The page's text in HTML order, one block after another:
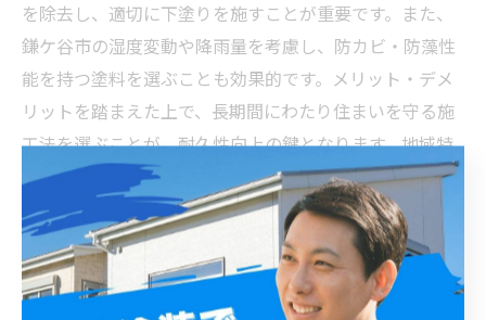
を除去し、適切に下塗りを施すことが重要です。また、
鎌ケ谷市の湿度変動や降雨量を考慮し、防カビ・防藻性
能を持つ塗料を選ぶことも効果的です。メリット・デメ
リットを踏まえた上で、長期間にわたり住まいを守る施
工法を選ぶことが、耐久性向上の鍵となります。地域特
性に適した施工を行うことで、美観と耐久性の両立が実
現可能です。
最適な施工法で建物を守る！鎌ケ谷市の外壁塗装成功